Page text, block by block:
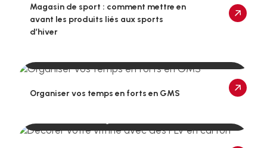
Magasin de sport : comment mettre en
avant les produits liés aux sports
d’hiver
Organiser vos temps en forts en GMS